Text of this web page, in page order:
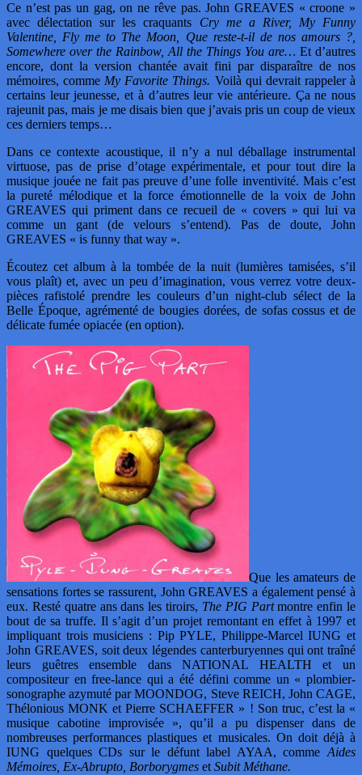
Ce n’est pas un gag, on ne rêve pas. John GREAVES « croone »
avec délectation sur les craquants Cry me a River, My Funny
Valentine, Fly me to The Moon, Que reste-t-il de nos amours ?,
Somewhere over the Rainbow, All the Things You are… Et d’autres
encore, dont la version chantée avait fini par disparaître de nos
mémoires, comme My Favorite Things. Voilà qui devrait rappeler à
certains leur jeunesse, et à d’autres leur vie antérieure. Ça ne nous
rajeunit pas, mais je me disais bien que j’avais pris un coup de vieux
ces derniers temps…
Dans ce contexte acoustique, il n’y a nul déballage instrumental
virtuose, pas de prise d’otage expérimentale, et pour tout dire la
musique jouée ne fait pas preuve d’une folle inventivité. Mais c’est
la pureté mélodique et la force émotionnelle de la voix de John
GREAVES qui priment dans ce recueil de « covers » qui lui va
comme un gant (de velours s’entend). Pas de doute, John
GREAVES « is funny that way ».
Écoutez cet album à la tombée de la nuit (lumières tamisées, s’il
vous plaît) et, avec un peu d’imagination, vous verrez votre deux-
pièces rafistolé prendre les couleurs d’un night-club sélect de la
Belle Époque, agrémenté de bougies dorées, de sofas cossus et de
délicate fumée opiacée (en option).
Que les amateurs de
sensations fortes se rassurent, John GREAVES a également pensé à
eux. Resté quatre ans dans les tiroirs, The PIG Partmontre enfin le
bout de sa truffe. Il s’agit d’un projet remontant en effet à 1997 et
impliquant trois musiciens : Pip PYLE, Philippe-Marcel IUNG et
John GREAVES, soit deux légendes canterburyennes qui ont traîné
leurs guêtres ensemble dans NATIONAL HEALTH et un
compositeur en free-lance qui a été défini comme un « plombier-
sonographe azymuté par MOONDOG, Steve REICH, John CAGE,
Thélonious MONK et Pierre SCHAEFFER » ! Son truc, c’est la «
musique cabotine improvisée », qu’il a pu dispenser dans de
nombreuses performances plastiques et musicales. On doit déjà à
IUNG quelques CDs sur le défunt label AYAA, comme Aides
Mémoires, Ex-Abrupto, Borborygmes et Subit Méthane.